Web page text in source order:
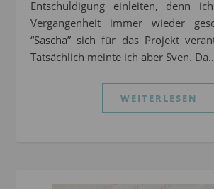
Entschuldigung einleiten, denn
Vergangenheit immer wieder
“Sascha” sich für das Projekt
Tatsächlich meinte ich aber Sven.
WEITERLESEN